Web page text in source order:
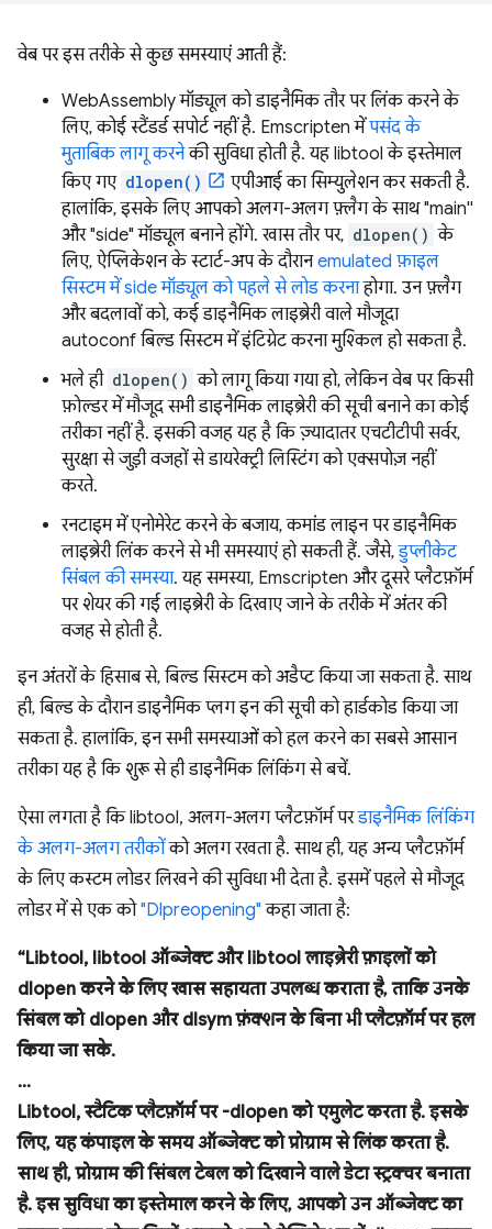
वेब पर इस तरीके से कुछ समस्याएं आती हैं:
WebAssembly मॉड्यूल को डाइनैमिक तौर पर लिंक करने के
लिए, कोई स्टैंडर्ड सपोर्ट नहीं है. Emscripten मेंपसंद के
मुताबिक लागू करनेकी सुविधा होती है. यह libtool के इस्तेमाल
किए गए dlopen()
एपीआई का सिम्युलेशन कर सकती है.
हालांकि, इसके लिए आपको अलग-अलग फ़्लैग के साथ "main''
और "side" मॉड्यूल बनाने होंगे. खास तौर पर, dlopen() के
लिए, ऐप्लिकेशन के स्टार्ट-अप के दौरानemulated फ़ाइल
सिस्टम में side मॉड्यूल को पहले से लोड करनाहोगा. उन फ़्लैग
और बदलावों को, कई डाइनैमिक लाइब्रेरी वाले मौजूदा
autoconf बिल्ड सिस्टम में इंटिग्रेट करना मुश्किल हो सकता है.
भले ही dlopen() को लागू किया गया हो, लेकिन वेब पर किसी
फ़ोल्डर में मौजूद सभी डाइनैमिक लाइब्रेरी की सूची बनाने का कोई
तरीका नहीं है. इसकी वजह यह है कि ज़्यादातर एचटीटीपी सर्वर,
सुरक्षा से जुड़ी वजहों से डायरेक्ट्री लिस्टिंग को एक्सपोज़ नहीं
करते.
रनटाइम में एनोमेरेट करने के बजाय, कमांड लाइन पर डाइनैमिक
लाइब्रेरी लिंक करने से भी समस्याएं हो सकती हैं. जैसे,डुप्लीकेट
सिंबल की समस्या. यह समस्या, Emscripten और दूसरे प्लैटफ़ॉर्म
पर शेयर की गई लाइब्रेरी के दिखाए जाने के तरीके में अंतर की
वजह से होती है.
इन अंतरों के हिसाब से, बिल्ड सिस्टम को अडैप्ट किया जा सकता है. साथ
ही, बिल्ड के दौरान डाइनैमिक प्लग इन की सूची को हार्डकोड किया जा
सकता है. हालांकि, इन सभी समस्याओं को हल करने का सबसे आसान
तरीका यह है कि शुरू से ही डाइनैमिक लिंकिंग से बचें.
ऐसा लगता है कि libtool, अलग-अलग प्लैटफ़ॉर्म परडाइनैमिक लिंकिंग
के अलग-अलग तरीकोंको अलग रखता है. साथ ही, यह अन्य प्लैटफ़ॉर्म
के लिए कस्टम लोडर लिखने की सुविधा भी देता है. इसमें पहले से मौजूद
लोडर में से एक को"Dlpreopening" कहा जाता है:
“Libtool, libtool ऑब्जेक्ट और libtool लाइब्रेरी फ़ाइलों को
dlopen करने के लिए खास सहायता उपलब्ध कराता है, ताकि उनके
सिंबल को dlopen और dlsym फ़ंक्शन के बिना भी प्लैटफ़ॉर्म पर हल
किया जा सके.
…
Libtool, स्टैटिक प्लैटफ़ॉर्म पर -dlopen को एमुलेट करता है. इसके
लिए, यह कंपाइल के समय ऑब्जेक्ट को प्रोग्राम से लिंक करता है.
साथ ही, प्रोग्राम की सिंबल टेबल को दिखाने वाले डेटा स्ट्रक्चर बनाता
है. इस सुविधा का इस्तेमाल करने के लिए, आपको उन ऑब्जेक्ट का